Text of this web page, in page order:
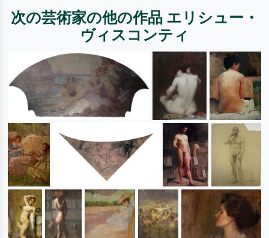
次の芸術家の他の作品 エリシュー・
ヴィスコンティ